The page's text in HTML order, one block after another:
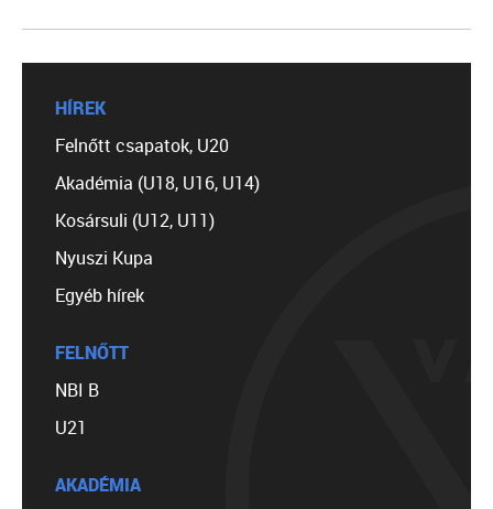
HÍREK
Felnőtt csapatok, U20
Akadémia (U18, U16, U14)
Kosársuli (U12, U11)
Nyuszi Kupa
Egyéb hírek
FELNŐTT
NBI B
U21
AKADÉMIA